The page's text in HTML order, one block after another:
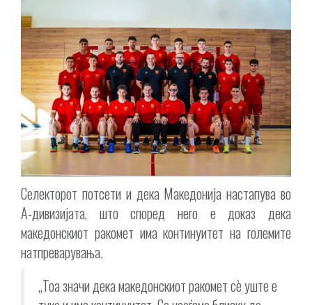
Селекторот потсети и дека Македонија настапува во
А-дивизијата, што според него е доказ дека
македонскиот ракомет има континуитет на големите
натпреварувања.
„Тоа значи дека македонскиот ракомет сè уште е